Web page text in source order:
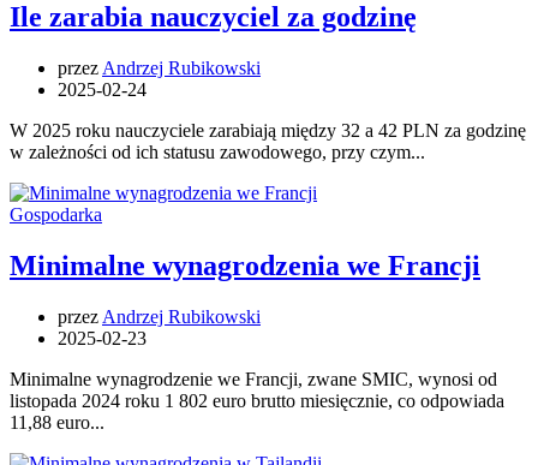
Ile zarabia nauczyciel za godzinę
przez Andrzej Rubikowski
2025-02-24
W 2025 roku nauczyciele zarabiają między 32 a 42 PLN za godzinę
w zależności od ich statusu zawodowego, przy czym...
Gospodarka
Minimalne wynagrodzenia we Francji
przez Andrzej Rubikowski
2025-02-23
Minimalne wynagrodzenie we Francji, zwane SMIC, wynosi od
listopada 2024 roku 1 802 euro brutto miesięcznie, co odpowiada
11,88 euro...